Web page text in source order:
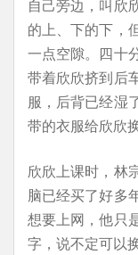
自己旁边，叫欣
的上、下的下，
一点空隙。四十
带着欣欣挤到后
服，后背已经湿
带的衣服给欣欣换
欣欣上课时，林
脑已经买了好多
想要上网，他只
字，说不定可以